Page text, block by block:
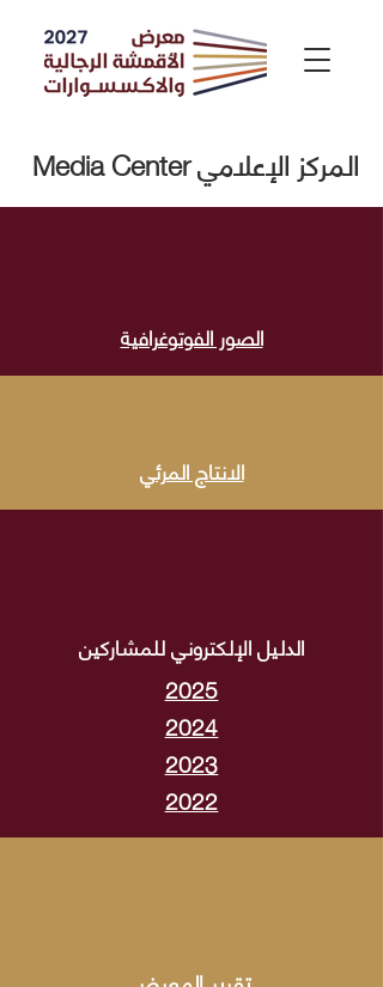
Media Center المركز الإعلامي
الصور الفوتوغرافية
الانتاج المرئي
الدليل الإلكتروني للمشاركين
2025
2024
2023
2022